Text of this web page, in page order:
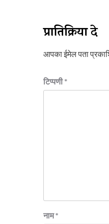
प्रातिक्रिया दे
आपका ईमेल पता
टिप्पणी*
नाम*